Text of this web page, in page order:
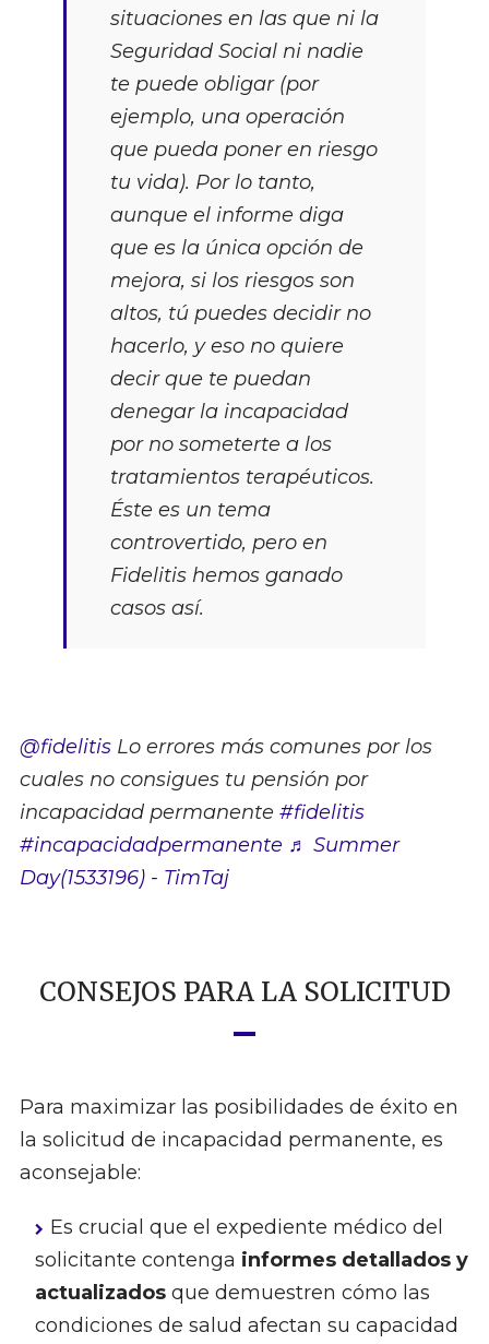
situaciones en las que ni la
Seguridad Social ni nadie
te puede obligar (por
ejemplo, una operación
que pueda poner en riesgo
tu vida). Por lo tanto,
aunque el informe diga
que es la única opción de
mejora, si los riesgos son
altos, tú puedes decidir no
hacerlo, y eso no quiere
decir que te puedan
denegar la incapacidad
por no someterte a los
tratamientos terapéuticos.
Éste es un tema
controvertido, pero en
Fidelitis hemos ganado
casos así.
@fidelitisLo errores más comunes por los
cuales no consigues tu pensión por
incapacidad permanente #fidelitis
#incapacidadpermanente ♬ Summer
Day(1533196) - TimTaj
CONSEJOS PARA LA SOLICITUD
Para maximizar las posibilidades de éxito en
la solicitud de incapacidad permanente, es
aconsejable:
Es crucial que el expediente médico del
solicitante contenga informes detallados y
actualizadosque demuestren cómo las
condiciones de salud afectan su capacidad